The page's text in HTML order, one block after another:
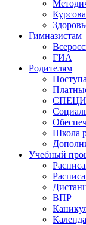
Гимназистам
ГИА
Родителям
Школа
Учебный
ВПР